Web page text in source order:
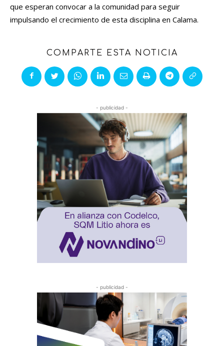
que esperan convocar a la comunidad para seguir
impulsando el crecimiento de esta disciplina en Calama.
COMPARTE ESTA NOTICIA
- publicidad -
- publicidad -